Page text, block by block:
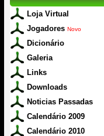
Loja Virtual
Jogadores Novo
Dicionário
Galeria
Links
Downloads
Noticias Passadas
Calendário 2009
Calendário 2010